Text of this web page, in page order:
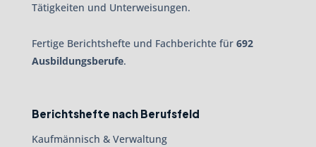
Tätigkeiten und Unterweisungen.
Fertige Berichtshefte und Fachberichte für 692
Ausbildungsberufe.
Berichtshefte nach Berufsfeld
Kaufmännisch & Verwaltung